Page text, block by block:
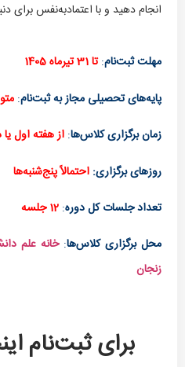
انجام دهید و با اعتمادبه‌نفس برای
مهلت ‌ثبت‌نام: تا 31 تیرماه 1405
پایه‌های تحصیلی مجاز به ثبت‌نام:
زمان برگزاری کلاس‌ها: از هفته اول یا
روزهای برگزاری: احتمالاً پنج‌شنبه‌ها
تعداد جلسات کل دوره: 12 جلسه
محل برگزاری کلاس‌ها: خانه علم
زنجان
برای ثبت‌نام